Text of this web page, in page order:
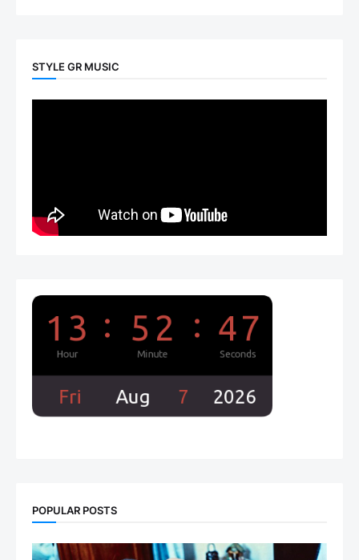
STYLE GR MUSIC
POPULAR POSTS